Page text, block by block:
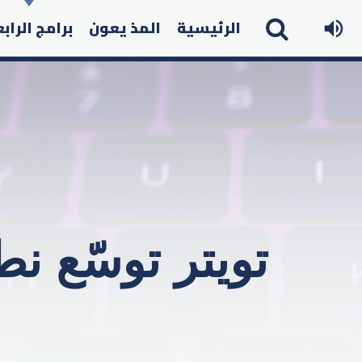
الرئيسية المذ يعون برامج
تويتر توسّع